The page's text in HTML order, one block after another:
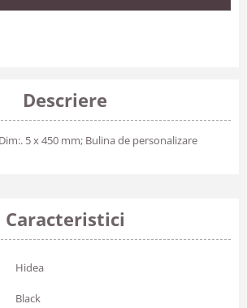
Descriere
5 x 450 mm; Bulina de personalizare
Caracteristici
Hidea
Black